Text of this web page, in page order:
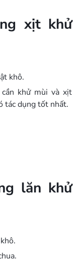
xịt khử
khô.
khử mùi và xịt
tác dụng tốt nhất.
lăn khử